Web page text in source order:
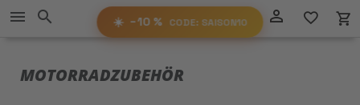
−10%RABATTAUF ALLES!
☀️ −10 % CODE: SAISON10
Direkt
zum
Inhalt
person_outline favorite_border local_grocery_store
menu search
MOTORRADZUBEHÖR